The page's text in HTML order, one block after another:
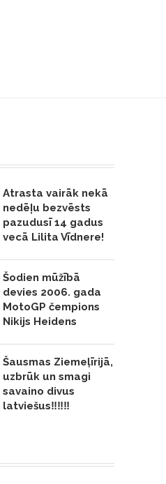
Atrasta vairāk nekā
nedēļu bezvēsts
pazudusī 14 gadus
vecā Lilita Vīdnere!
Šodien mūžībā
devies 2006. gada
MotoGP čempions
Nikijs Heidens
Šausmas Ziemeļīrijā,
uzbrūk un smagi
savaino divus
latviešus‼️‼️‼️